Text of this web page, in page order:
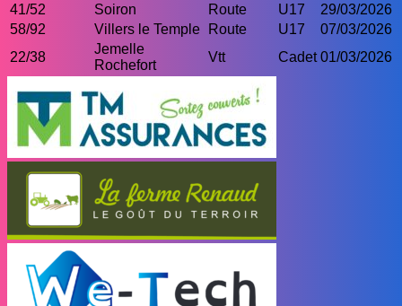
41/52
Soiron Route U17
29/03/2026
58/92
Villers le Temple Route U17
07/03/2026
22/38
Jemelle
Rochefort
Vtt Cadet 01/03/2026